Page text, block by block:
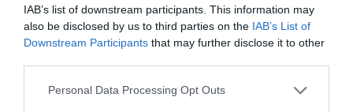
IAB’s list of downstream participants. This information may
also be disclosed by us to third parties on the IAB’s List of
Downstream Participants that may further disclose it to other
Please note that this website/app uses one or more Google
Personal Data Processing Opt Outs
07.08.2026 | 20:48